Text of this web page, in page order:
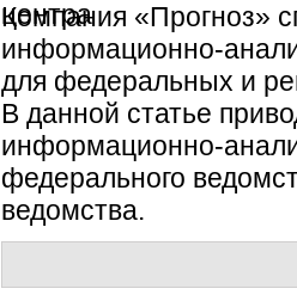
Компания «Прогноз»
информационно-
для федеральных и
В данной статье
информационно-
федерального
ведомства.